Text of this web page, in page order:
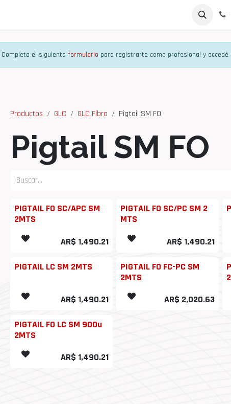
Lista
Completa el siguiente formulario para registrarte como profesional y accedé
Productos GLC GLC Fibra Pigtail SM FO
Pigtail SM FO
PIGTAIL FO SC/APC SM
2MTS
AR$ 1,490.21
PIGTAIL FO SC/PC SM 2
MTS
AR$ 1,490.21
PIGTAIL LC SM 2MTS
AR$ 1,490.21
PIGTAIL FO FC-PC SM
2MTS
AR$ 2,020.63
PIGTAIL FO LC SM 900u
2MTS
AR$ 1,490.21